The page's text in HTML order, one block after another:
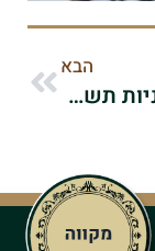
הבא
הקפות שניות תשפ"ו